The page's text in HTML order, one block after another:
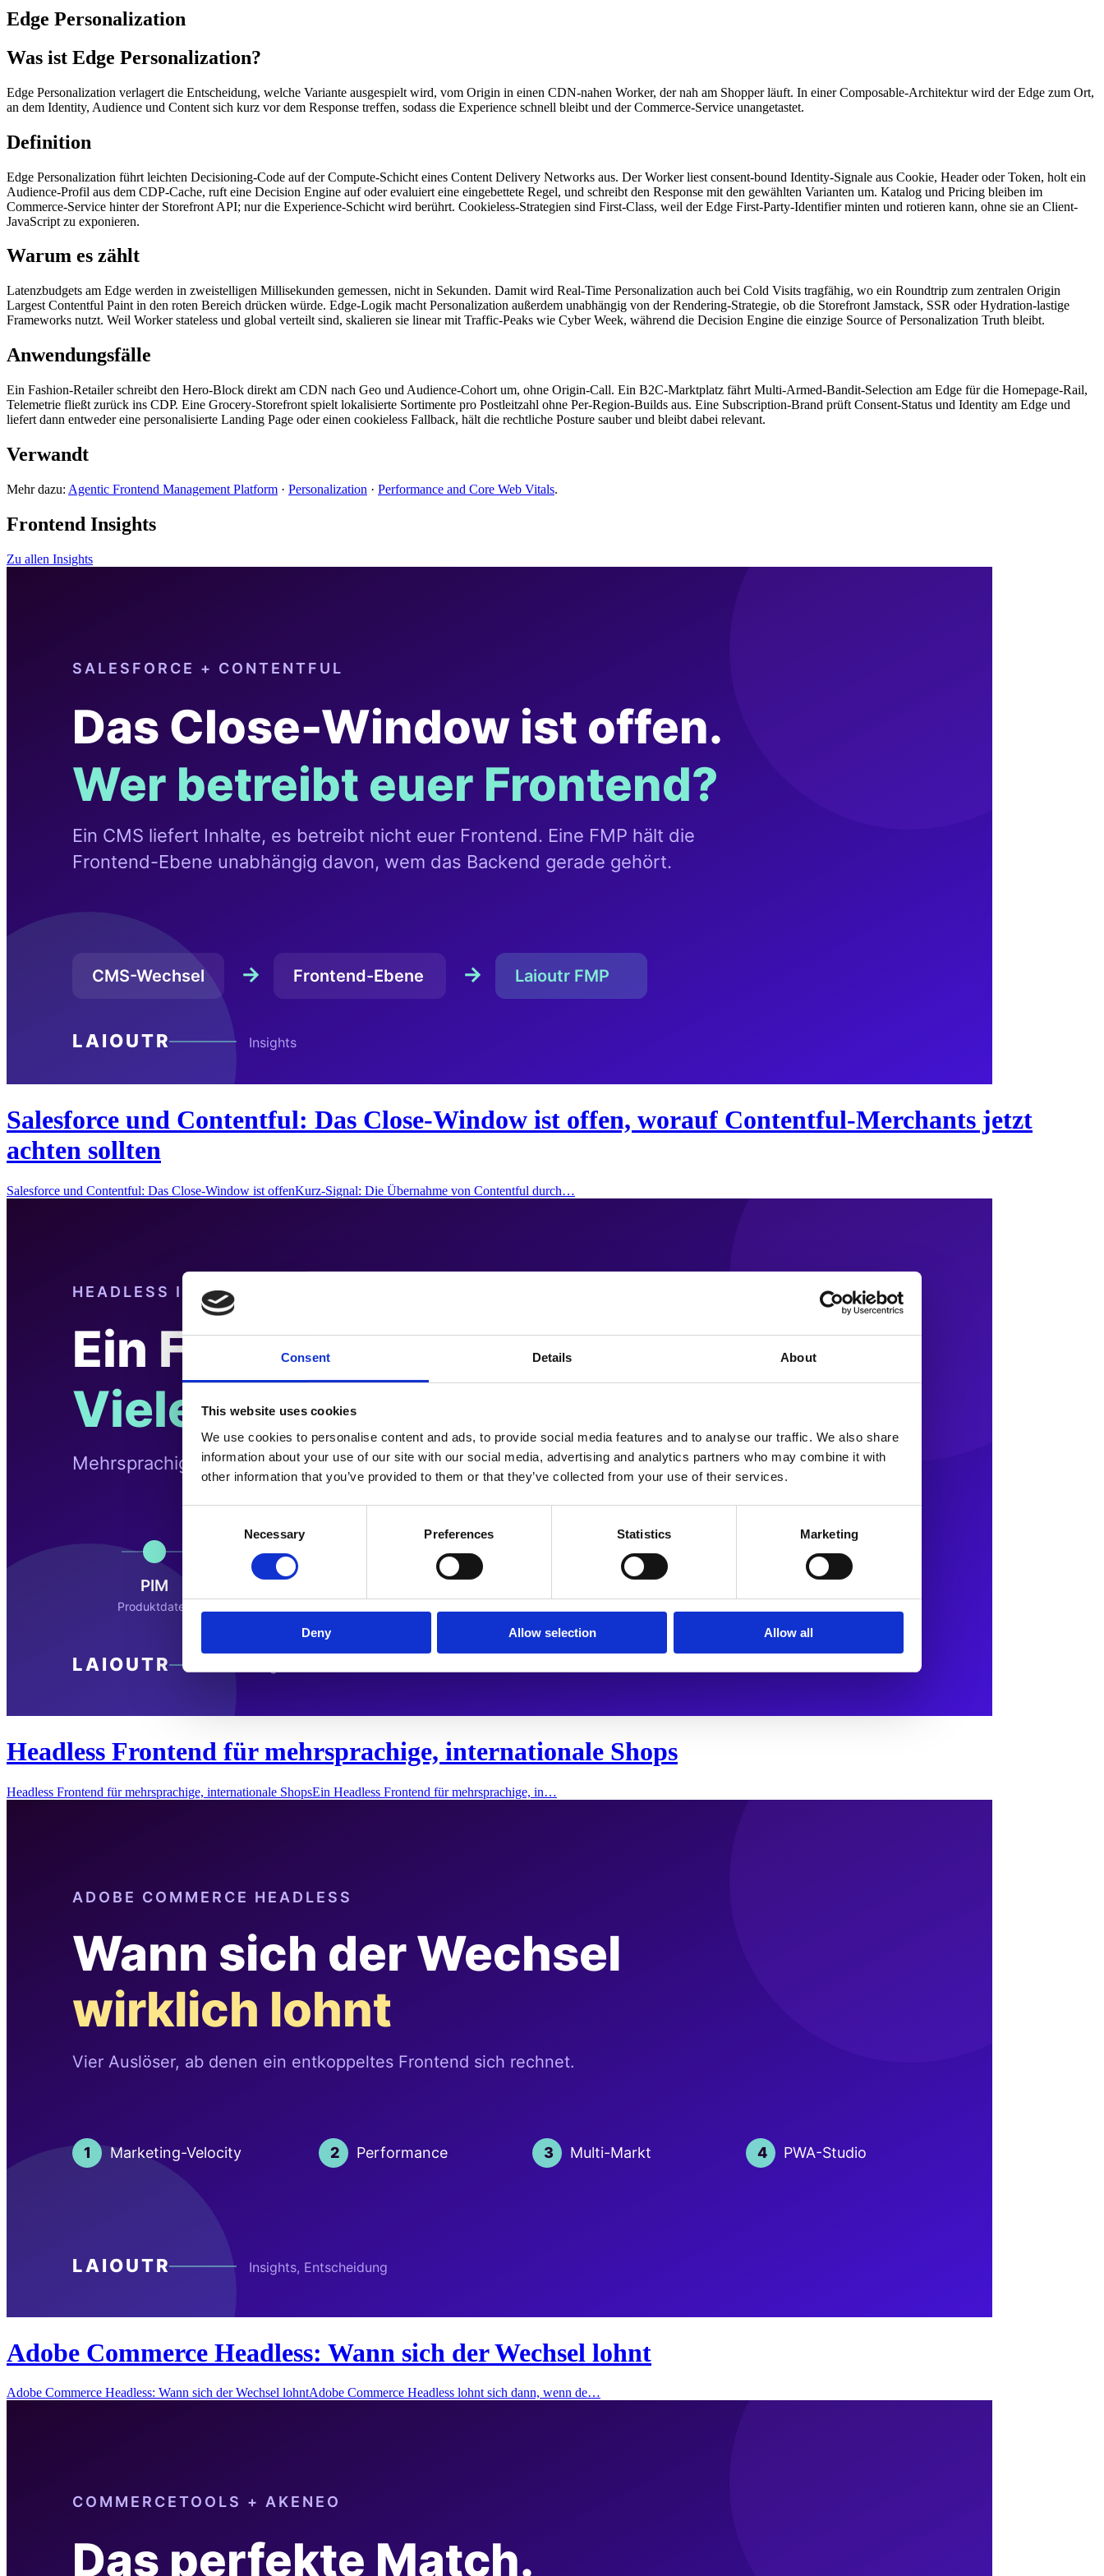
Consent Details About
This website uses cookies
We use cookies to personalise content and ads, to provide social media features and to analyse our traffic. We also share
information about your use of our site with our social media, advertising and analytics partners who may combine it with
other information that you’ve provided to them or that they’ve collected from your use of their services.
Necessary Preferences Statistics Marketing
Deny Allow selection Allow all
Edge Personalization
Was ist Edge Personalization?
Edge Personalization verlagert die Entscheidung, welche Variante ausgespielt wird, vom Origin in einen CDN-nahen Worker, der nah am Shopper läuft. In einer Composable-Architektur wird der Edge zum Ort,
an dem Identity, Audience und Content sich kurz vor dem Response treffen, sodass die Experience schnell bleibt und der Commerce-Service unangetastet.
Definition
Edge Personalization führt leichten Decisioning-Code auf der Compute-Schicht eines Content Delivery Networks aus. Der Worker liest consent-bound Identity-Signale aus Cookie, Header oder Token, holt ein
Audience-Profil aus dem CDP-Cache, ruft eine Decision Engine auf oder evaluiert eine eingebettete Regel, und schreibt den Response mit den gewählten Varianten um. Katalog und Pricing bleiben im
Commerce-Service hinter der Storefront API; nur die Experience-Schicht wird berührt. Cookieless-Strategien sind First-Class, weil der Edge First-Party-Identifier minten und rotieren kann, ohne sie an Client-
JavaScript zu exponieren.
Warum es zählt
Latenzbudgets am Edge werden in zweistelligen Millisekunden gemessen, nicht in Sekunden. Damit wird Real-Time Personalization auch bei Cold Visits tragfähig, wo ein Roundtrip zum zentralen Origin
Largest Contentful Paint in den roten Bereich drücken würde. Edge-Logik macht Personalization außerdem unabhängig von der Rendering-Strategie, ob die Storefront Jamstack, SSR oder Hydration-lastige
Frameworks nutzt. Weil Worker stateless und global verteilt sind, skalieren sie linear mit Traffic-Peaks wie Cyber Week, während die Decision Engine die einzige Source of Personalization Truth bleibt.
Anwendungsfälle
Ein Fashion-Retailer schreibt den Hero-Block direkt am CDN nach Geo und Audience-Cohort um, ohne Origin-Call. Ein B2C-Marktplatz fährt Multi-Armed-Bandit-Selection am Edge für die Homepage-Rail,
Telemetrie fließt zurück ins CDP. Eine Grocery-Storefront spielt lokalisierte Sortimente pro Postleitzahl ohne Per-Region-Builds aus. Eine Subscription-Brand prüft Consent-Status und Identity am Edge und
liefert dann entweder eine personalisierte Landing Page oder einen cookieless Fallback, hält die rechtliche Posture sauber und bleibt dabei relevant.
Verwandt
Mehr dazu: Agentic Frontend Management Platform · Personalization · Performance and Core Web Vitals.
Frontend Insights
Zu allen Insights
Salesforce und Contentful: Das Close-Window ist offen, worauf Contentful-Merchants jetzt
achten sollten
Salesforce und Contentful: Das Close-Window ist offenKurz-Signal: Die Übernahme von Contentful durch…
Headless Frontend für mehrsprachige, internationale Shops
Headless Frontend für mehrsprachige, internationale ShopsEin Headless Frontend für mehrsprachige, in…
Adobe Commerce Headless: Wann sich der Wechsel lohnt
Adobe Commerce Headless: Wann sich der Wechsel lohntAdobe Commerce Headless lohnt sich dann, wenn de…